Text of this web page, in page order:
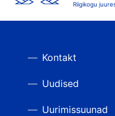
Riigikogu
Kontakt
Uudised
Uurimissuunad